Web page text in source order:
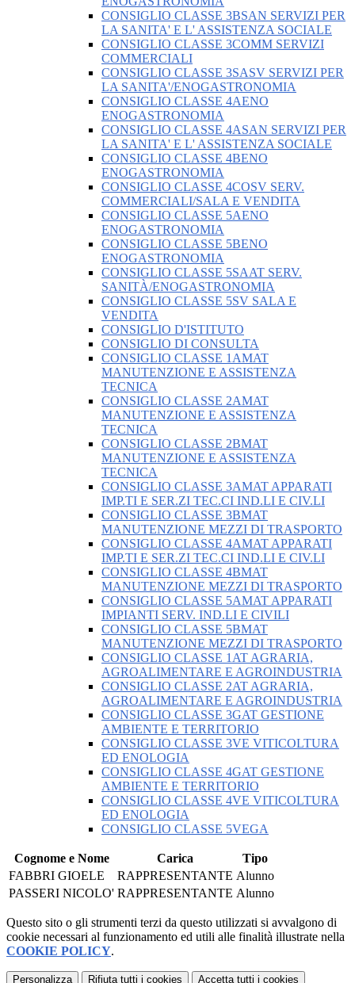
CONSIGLIO CLASSE 3BSAN SERVIZI PER
LA SANITA' E L' ASSISTENZA SOCIALE
CONSIGLIO CLASSE 3COMM SERVIZI
COMMERCIALI
CONSIGLIO CLASSE 3SASV SERVIZI PER
LA SANITA'/ENOGASTRONOMIA
CONSIGLIO CLASSE 4AENO
ENOGASTRONOMIA
CONSIGLIO CLASSE 4ASAN SERVIZI PER
LA SANITA' E L' ASSISTENZA SOCIALE
CONSIGLIO CLASSE 4BENO
ENOGASTRONOMIA
CONSIGLIO CLASSE 4COSV SERV.
COMMERCIALI/SALA E VENDITA
CONSIGLIO CLASSE 5AENO
ENOGASTRONOMIA
CONSIGLIO CLASSE 5BENO
ENOGASTRONOMIA
CONSIGLIO CLASSE 5SAAT SERV.
SANITÀ/ENOGASTRONOMIA
CONSIGLIO CLASSE 5SV SALA E
VENDITA
CONSIGLIO D'ISTITUTO
CONSIGLIO DI CONSULTA
CONSIGLIO CLASSE 1AMAT
MANUTENZIONE E ASSISTENZA
TECNICA
CONSIGLIO CLASSE 2AMAT
MANUTENZIONE E ASSISTENZA
TECNICA
CONSIGLIO CLASSE 2BMAT
MANUTENZIONE E ASSISTENZA
TECNICA
CONSIGLIO CLASSE 3AMAT APPARATI
IMP.TI E SER.ZI TEC.CI IND.LI E CIV.LI
CONSIGLIO CLASSE 3BMAT
MANUTENZIONE MEZZI DI TRASPORTO
CONSIGLIO CLASSE 4AMAT APPARATI
IMP.TI E SER.ZI TEC.CI IND.LI E CIV.LI
CONSIGLIO CLASSE 4BMAT
MANUTENZIONE MEZZI DI TRASPORTO
CONSIGLIO CLASSE 5AMAT APPARATI
IMPIANTI SERV. IND.LI E CIVILI
CONSIGLIO CLASSE 5BMAT
MANUTENZIONE MEZZI DI TRASPORTO
CONSIGLIO CLASSE 1AT AGRARIA,
AGROALIMENTARE E AGROINDUSTRIA
CONSIGLIO CLASSE 2AT AGRARIA,
AGROALIMENTARE E AGROINDUSTRIA
CONSIGLIO CLASSE 3GAT GESTIONE
AMBIENTE E TERRITORIO
CONSIGLIO CLASSE 3VE VITICOLTURA
ED ENOLOGIA
CONSIGLIO CLASSE 4GAT GESTIONE
AMBIENTE E TERRITORIO
CONSIGLIO CLASSE 4VE VITICOLTURA
ED ENOLOGIA
CONSIGLIO CLASSE 5VEGA
Cognome e Nome Carica
Tipo
FABBRI GIOELE
RAPPRESENTANTE Alunno
PASSERI NICOLO' RAPPRESENTANTE Alunno
Questo sito o gli strumenti terzi da questo utilizzati si avvalgono di
cookie necessari al funzionamento ed utili alle finalità illustrate nella
COOKIE POLICY.
Personalizza Rifiuta tutti i cookies Accetta tutti i cookies